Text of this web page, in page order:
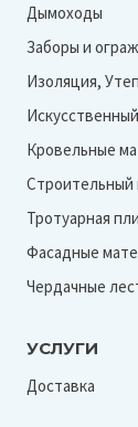
Дымоходы
Заборы и
Изоляция,
Кровельные
Строительный
Тротуарная
Фасадные
Чердачные
УСЛУГИ
Доставка